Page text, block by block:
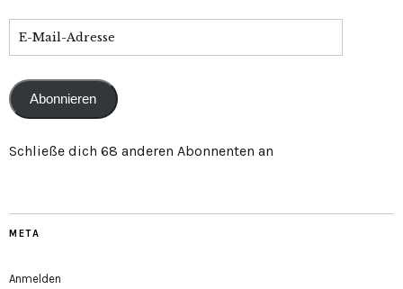
Abonnieren
Schließe dich 68 anderen Abonnenten an
META
Anmelden